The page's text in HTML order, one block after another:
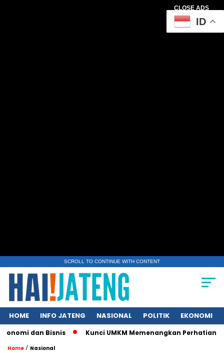
CLOSE ADS
SCROLL TO CONTINUE WITH CONTENT
HOME INFO JATENG NASIONAL POLITIK EKONOMI
Bisnis Kunci UMKM Memenangkan Perhatian Media
Home / Nasional
ID